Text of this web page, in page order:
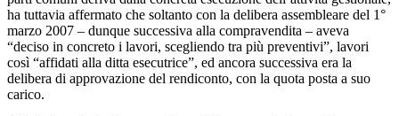
ha tuttavia affermato che soltanto con la delibera assembleare del 1°
marzo 2007 – dunque successiva alla compravendita – aveva
“deciso in concreto i lavori, scegliendo tra più preventivi”, lavori
così “affidati alla ditta esecutrice”, ed ancora successiva era la
delibera di approvazione del rendiconto, con la quota posta a suo
carico.